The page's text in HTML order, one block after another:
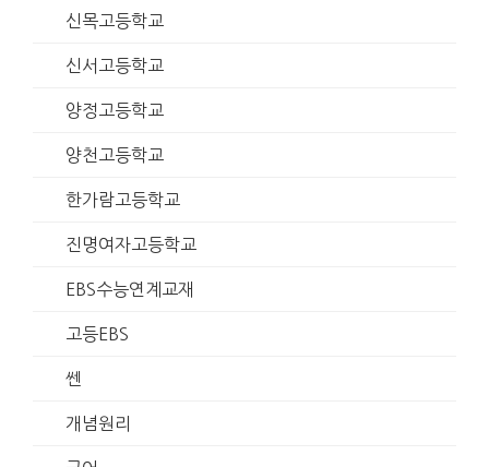
신목고등학교
신서고등학교
양정고등학교
양천고등학교
한가람고등학교
진명여자고등학교
EBS수능연계교재
고등EBS
쎈
개념원리